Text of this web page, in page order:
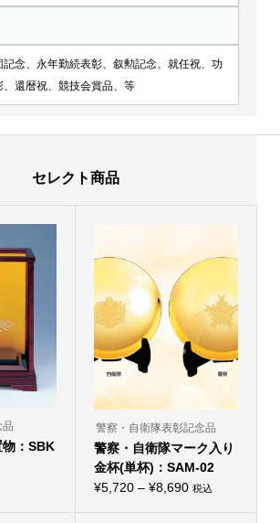
念、永年勤続表彰、叙勲記念、就任祝、功
、還暦祝、競技会賞品、等
セレクト商品
品
：SBK
警察・自衛隊表彰記念品
警察・自衛隊マーク入り
金杯(単杯)：SAM-02
¥5,720 – ¥8,690価税込
の